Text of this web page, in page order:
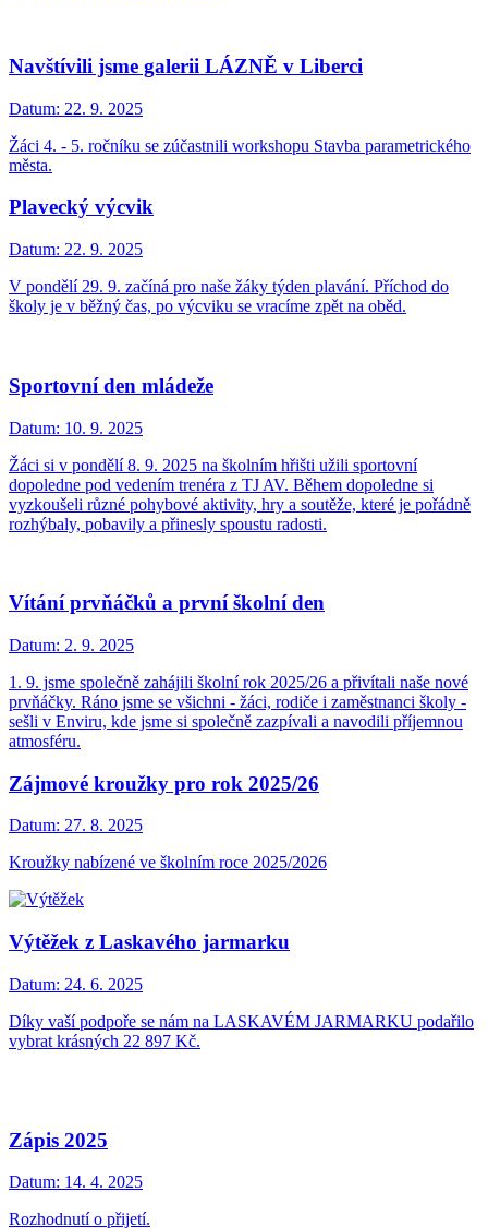
Navštívili jsme galerii LÁZNĚ v Liberci
Datum: 22. 9. 2025
Žáci 4. - 5. ročníku se zúčastnili workshopu Stavba parametrického
města.
Plavecký výcvik
Datum: 22. 9. 2025
V pondělí 29. 9. začíná pro naše žáky týden plavání. Příchod do
školy je v běžný čas, po výcviku se vracíme zpět na oběd.
Sportovní den mládeže
Datum: 10. 9. 2025
Žáci si v pondělí 8. 9. 2025 na školním hřišti užili sportovní
dopoledne pod vedením trenéra z TJ AV. Během dopoledne si
vyzkoušeli různé pohybové aktivity, hry a soutěže, které je pořádně
rozhýbaly, pobavily a přinesly spoustu radosti.
Vítání prvňáčků a první školní den
Datum: 2. 9. 2025
1. 9. jsme společně zahájili školní rok 2025/26 a přivítali naše nové
prvňáčky. Ráno jsme se všichni - žáci, rodiče i zaměstnanci školy -
sešli v Enviru, kde jsme si společně zazpívali a navodili příjemnou
atmosféru.
Zájmové kroužky pro rok 2025/26
Datum: 27. 8. 2025
Kroužky nabízené ve školním roce 2025/2026
Výtěžek z Laskavého jarmarku
Datum: 24. 6. 2025
Díky vaší podpoře se nám na LASKAVÉM JARMARKU podařilo
vybrat krásných 22 897 Kč.
Zápis 2025
Datum: 14. 4. 2025
Rozhodnutí o přijetí.